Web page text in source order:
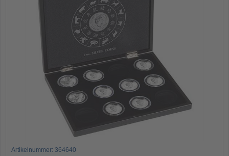
Artikelnummer: 364640